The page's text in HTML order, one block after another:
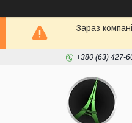
Зараз
+380 (63) 427-